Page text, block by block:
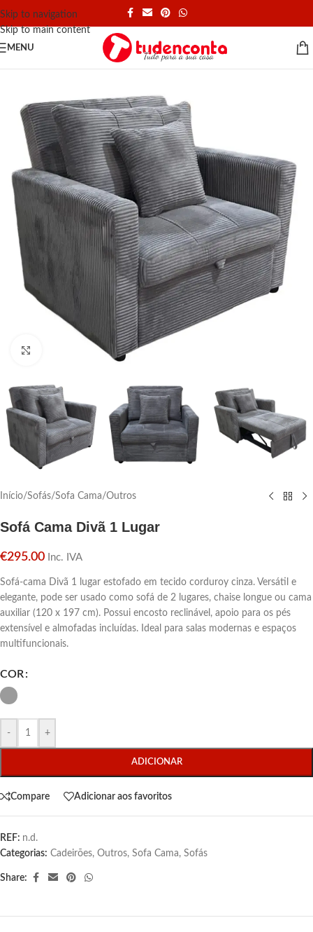
Skip to navigation
Skip to main content
MENU
Click para aumentar
Início/Sofás/Sofa Cama/Outros
Sofá Cama Divã 1 Lugar
€295.00 Inc. IVA
Sofá-cama Divã 1 lugar estofado em tecido corduroy cinza. Versátil e
elegante, pode ser usado como sofá de 2 lugares, chaise longue ou cama
auxiliar (120 x 197 cm). Possui encosto reclinável, apoio para os pés
extensível e almofadas incluídas. Ideal para salas modernas e espaços
multifuncionais.
COR
- +
ADICIONAR
Compare Adicionar aos favoritos
REF: n.d.
Categorias: Cadeirões, Outros, Sofa Cama, Sofás
Share: